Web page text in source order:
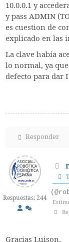
10.0.0.1 y
y pass ADMIN
es cuestion de
explicado en las
La clave había
lo normal, ya
defecto para dar
Responder
Respuestas: 244
Gracias Luison,